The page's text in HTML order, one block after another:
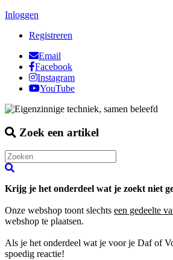
Inloggen
Registreren
Email
Facebook
Instagram
YouTube
Zoek een artikel
Krijg je het onderdeel wat je zoekt niet
Onze webshop toont slechts een gedeelte
webshop te plaatsen.
Als je het onderdeel wat je voor je Daf of
spoedig reactie!